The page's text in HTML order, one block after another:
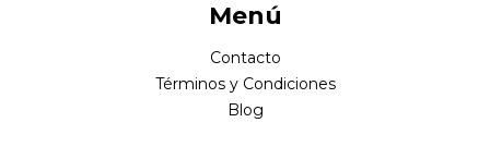
Menú
Contacto
Términos y Condiciones
Blog